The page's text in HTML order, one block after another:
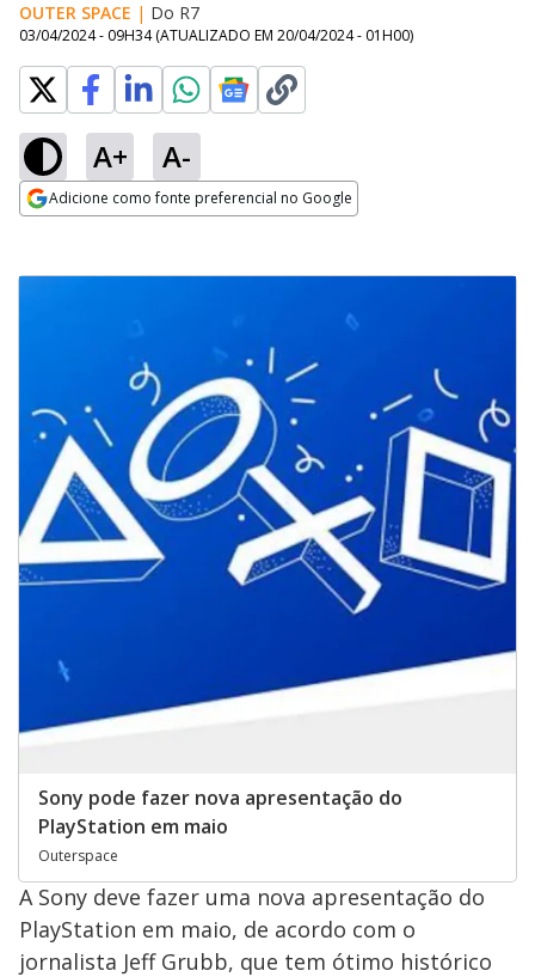
OUTER SPACE | Do R7
03/04/2024 - 09H34 (ATUALIZADO EM 20/04/2024 - 01H00)
A+ A-
Adicione como fonte preferencial no Google
Sony pode fazer nova apresentação do
PlayStation em maio
Outerspace
A Sony deve fazer uma nova apresentação do
PlayStation em maio, de acordo com o
jornalista Jeff Grubb, que tem ótimo histórico